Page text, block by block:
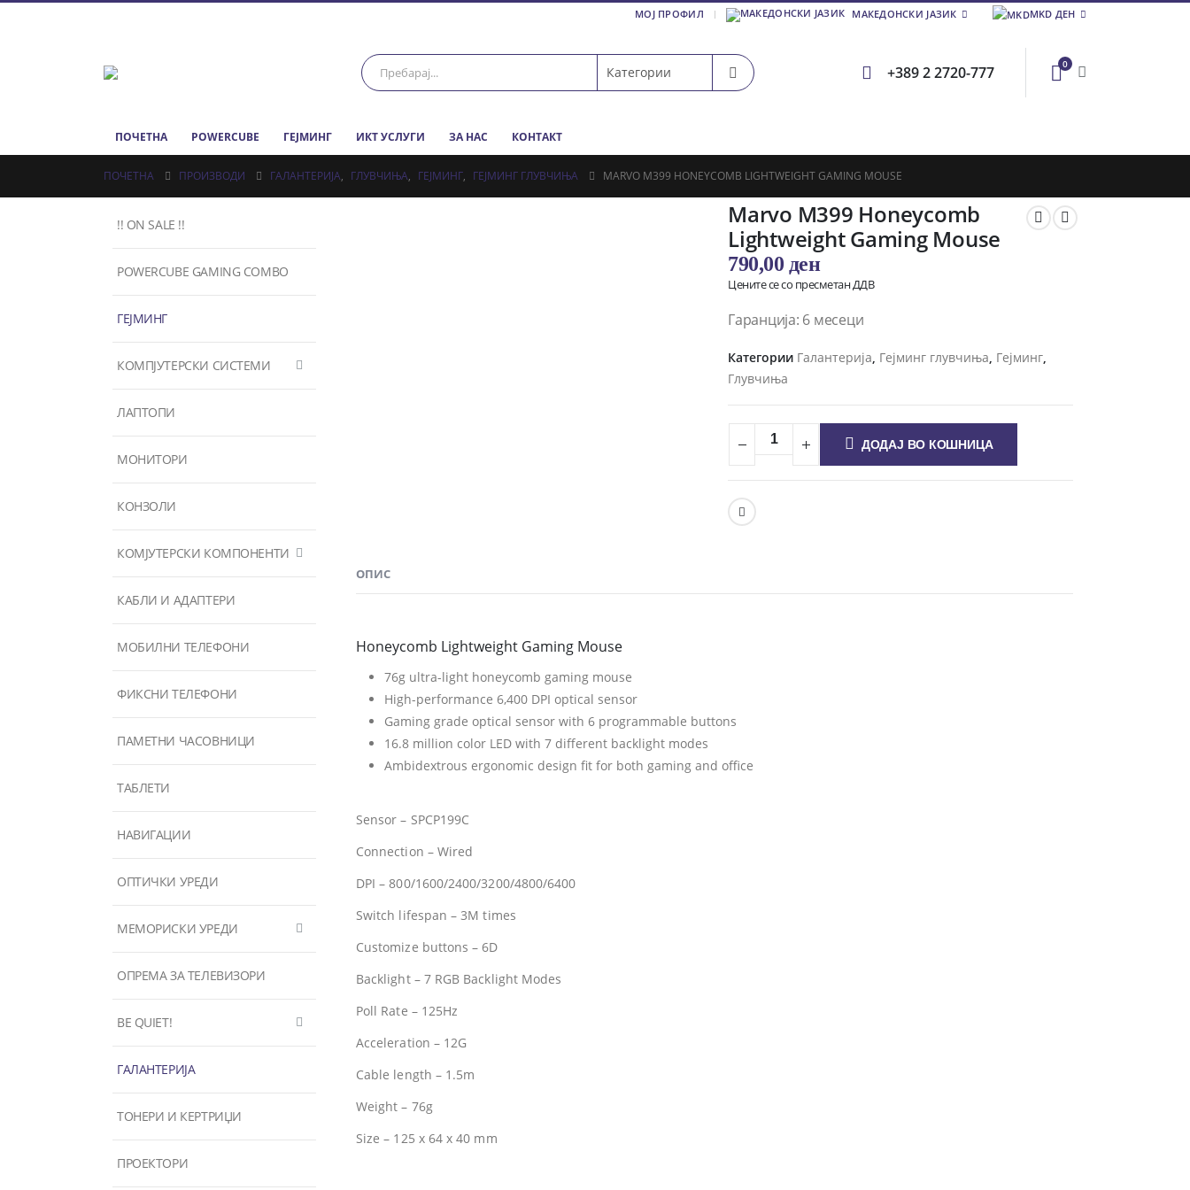
МОЈ ПРОФИЛ МАКЕДОНСКИ ЈАЗИК MKD ДЕН
+389 2 2720-777 0
ПОЧЕТНА POWERCUBE ГЕЈМИНГ ИКТ УСЛУГИ ЗА НАС КОНТАКТ
ПОЧЕТНА ПРОИЗВОДИ ГАЛАНТЕРИЈА, ГЛУВЧИЊА, ГЕЈМИНГ, ГЕЈМИНГ ГЛУВЧИЊА MARVO M399 HONEYCOMB LIGHTWEIGHT GAMING MOUSE
Marvo M399 Honeycomb
Lightweight Gaming Mouse
790,00 ден
Цените се со пресметан ДДВ
Гаранција: 6 месеци
Категории Галантерија, Гејминг глувчиња, Гејминг,
Глувчиња
ДОДАЈ ВО КОШНИЦА
ОПИС
Honeycomb Lightweight Gaming Mouse
76g ultra-light honeycomb gaming mouse
High-performance 6,400 DPI optical sensor
Gaming grade optical sensor with 6 programmable buttons
16.8 million color LED with 7 different backlight modes
Ambidextrous ergonomic design fit for both gaming and office
Sensor – SPCP199C
Connection – Wired
DPI – 800/1600/2400/3200/4800/6400
Switch lifespan – 3M times
Customize buttons – 6D
Backlight – 7 RGB Backlight Modes
Poll Rate – 125Hz
Acceleration – 12G
Cable length – 1.5m
Weight – 76g
Size – 125 x 64 x 40 mm
!! ON SALE !!
POWERCUBE GAMING COMBO
ГЕЈМИНГ
КОМПЈУТЕРСКИ СИСТЕМИ
ЛАПТОПИ
МОНИТОРИ
КОНЗОЛИ
КОМЈУТЕРСКИ КОМПОНЕНТИ
КАБЛИ И АДАПТЕРИ
МОБИЛНИ ТЕЛЕФОНИ
ФИКСНИ ТЕЛЕФОНИ
ПАМЕТНИ ЧАСОВНИЦИ
ТАБЛЕТИ
НАВИГАЦИИ
ОПТИЧКИ УРЕДИ
МЕМОРИСКИ УРЕДИ
ОПРЕМА ЗА ТЕЛЕВИЗОРИ
BE QUIET!
ГАЛАНТЕРИЈА
ТОНЕРИ И КЕРТРИЏИ
ПРОЕКТОРИ